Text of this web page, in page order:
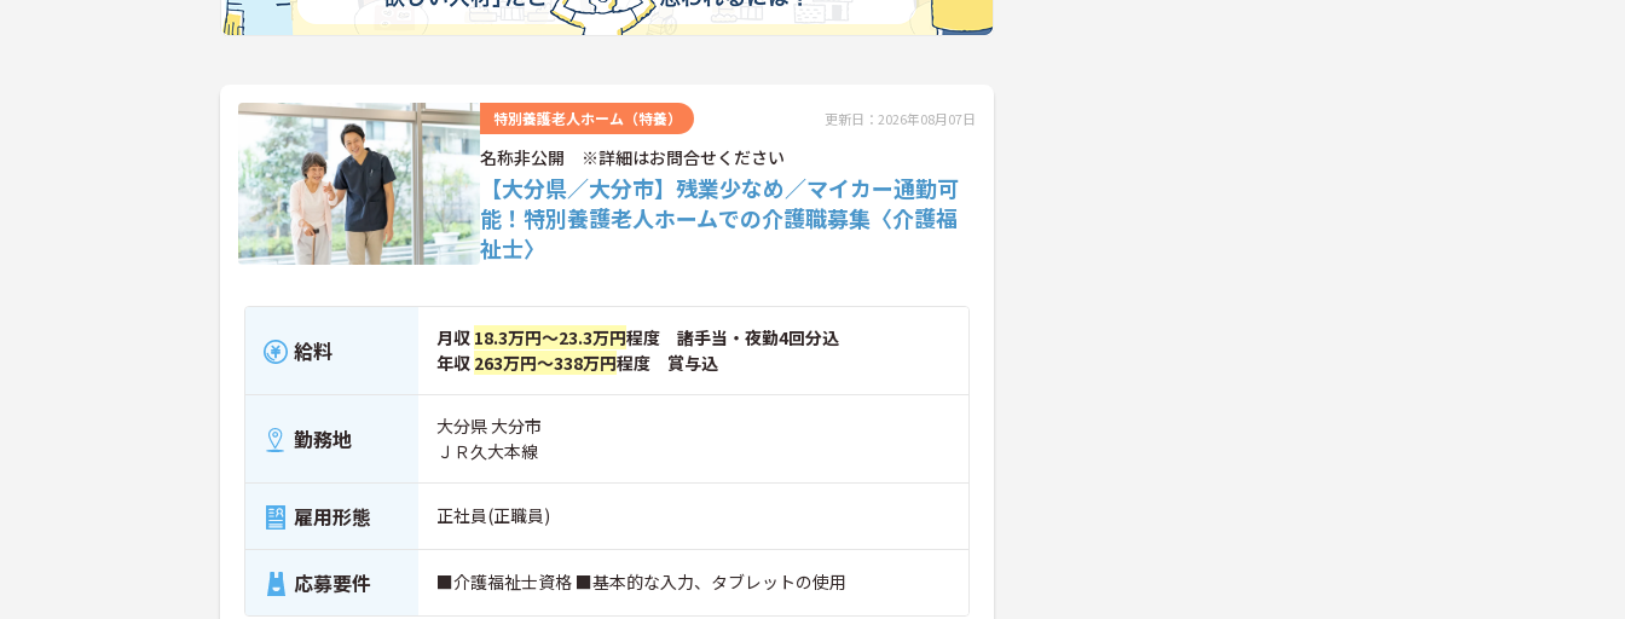
特別養護老人ホーム（特養） 更新日：2026年08月07日
名称非公開 ※詳細はお問合せください
【大分県／大分市】残業少なめ／マイカー通勤可
能！特別養護老人ホームでの介護職募集〈介護福
祉士〉
給料 月収 18.3万円～23.3万円程度 諸手当・夜勤4回分込
年収 263万円～338万円程度 賞与込
勤務地
大分県 大分市
ＪＲ久大本線
雇用形態 正社員(正職員)
応募要件 ■介護福祉士資格 ■基本的な入力、タブレットの使用